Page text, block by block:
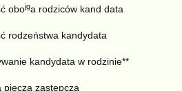
obojga rodziców kand data
rodzeństwa kandydata
kandydata w rodzinie**
pieczą zastępczą